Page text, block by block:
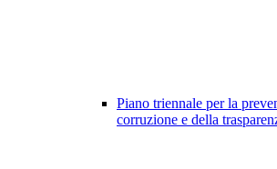
Piano triennale per la
corruzione e della